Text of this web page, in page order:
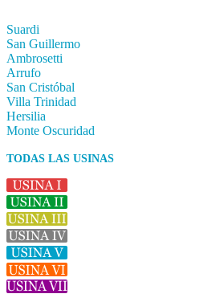
Suardi
San Guillermo
Ambrosetti
Arrufo
San Cristóbal
Villa Trinidad
Hersilia
Monte Oscuridad
TODAS LAS USINAS